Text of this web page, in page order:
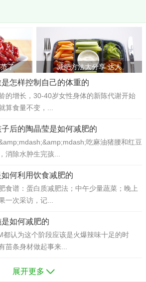
了 减肥方法大分享 达人
是怎样控制自己的体重的
的增长，30-40岁女性身体的新陈代谢开始
算食量不变，...
后的陶晶莹是如何减肥的
吃麻油猪腰和红豆
消除水肿生完孩...
如何利用饮食减肥的
食谱：蛋白质减肥法；中午少量蔬菜；晚上
一次采访，记...
如何减肥的
都认为这个阶段应该是火爆辣味十足的时
苗条身材做起事来...
展开更多